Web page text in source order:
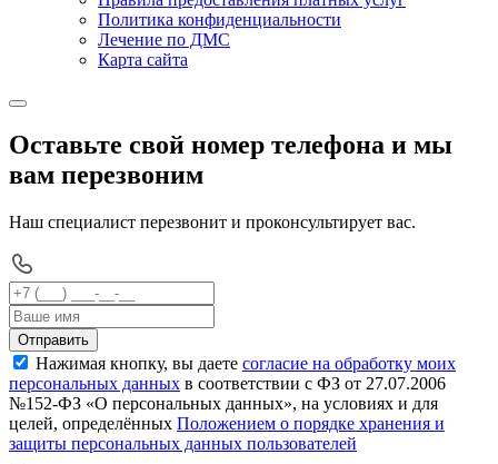
Политика конфиденциальности
Лечение по ДМС
Карта сайта
Оставьте свой номер телефона и мы
вам перезвоним
Наш специалист перезвонит и проконсультирует вас.
Отправить
Нажимая кнопку, вы даете согласие на обработку моих
персональных данных в соответствии с ФЗ от 27.07.2006
№152-ФЗ «О персональных данных», на условиях и для
целей, определённых Положением о порядке хранения и
защиты персональных данных пользователей